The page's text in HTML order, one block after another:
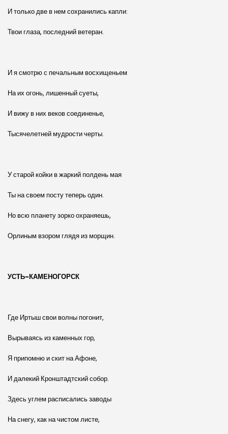
И только две в нем сохранились капли:
Твои глаза, последний ветеран.
И я смотрю с печальным восхищеньем
На их огонь, лишенный суеты,
И вижу в них веков соединенье,
Тысячелетней мудрости черты.
У старой койки в жаркий полдень мая
Ты на своем посту теперь один.
Но всю планету зорко охраняешь,
Орлиным взором глядя из морщин.
УСТЬ-КАМЕНОГОРСК
Где Иртыш свои волны погонит,
Вырываясь из каменных гор,
Я припомню и скит на Афоне,
И далекий Кронштадтский собор.
Здесь углем расписались заводы
На снегу, как на чистом листе,